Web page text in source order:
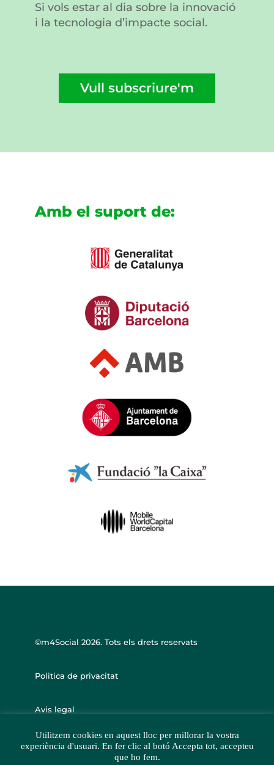
Si vols estar al dia sobre la innovació
i la tecnologia d’impacte social.
Vull subscriure'm
Amb el suport de:
©m4Social 2026. Tots els drets reservats
Politica de privacitat
Avis legal
Utilitzem cookies en aquest lloc per millorar la vostra
experiència d'usuari. En fer clic al botó Accepta tot, accepteu
que ho fem.